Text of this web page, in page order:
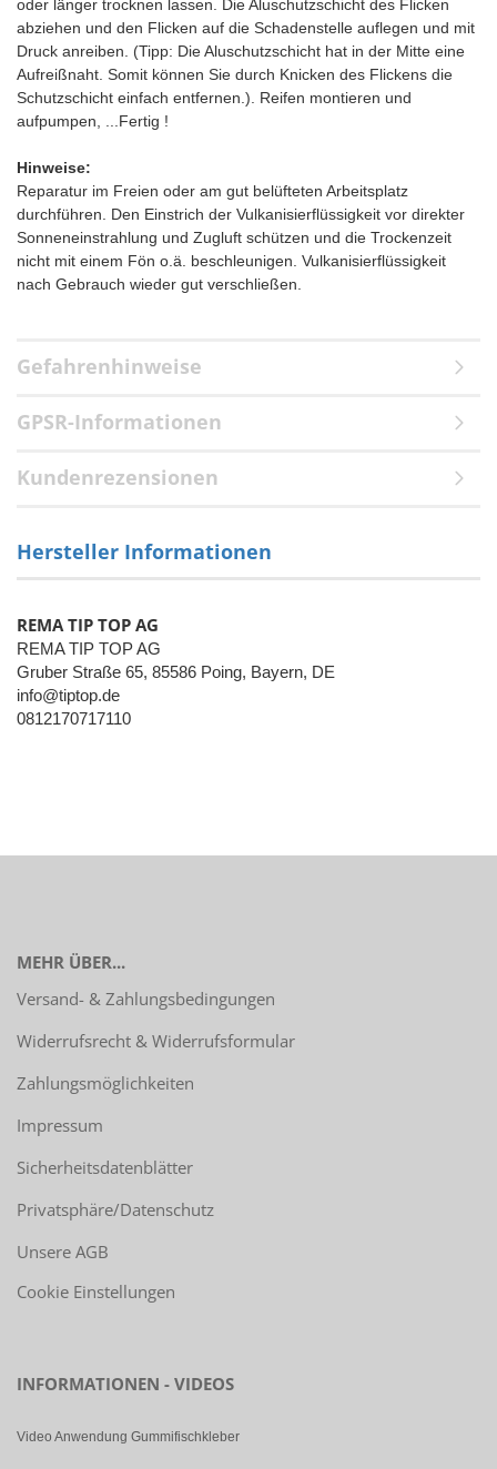
oder länger trocknen lassen. Die Aluschutzschicht des Flicken
abziehen und den Flicken auf die Schadenstelle auflegen und mit
Druck anreiben. (Tipp: Die Aluschutzschicht hat in der Mitte eine
Aufreißnaht. Somit können Sie durch Knicken des Flickens die
Schutzschicht einfach entfernen.). Reifen montieren und
aufpumpen, ...Fertig !
Hinweise:
Reparatur im Freien oder am gut belüfteten Arbeitsplatz
durchführen. Den Einstrich der Vulkanisierflüssigkeit vor direkter
Sonneneinstrahlung und Zugluft schützen und die Trockenzeit
nicht mit einem Fön o.ä. beschleunigen. Vulkanisierflüssigkeit
nach Gebrauch wieder gut verschließen.
Gefahrenhinweise
GPSR-Informationen
Kundenrezensionen
Hersteller Informationen
REMA TIP TOP AG
REMA TIP TOP AG
Gruber Straße 65, 85586 Poing, Bayern, DE
info@tiptop.de
0812170717110
MEHR ÜBER...
Versand- & Zahlungsbedingungen
Widerrufsrecht & Widerrufsformular
Zahlungsmöglichkeiten
Impressum
Sicherheitsdatenblätter
Privatsphäre/Datenschutz
Unsere AGB
Cookie Einstellungen
INFORMATIONEN - VIDEOS
Video Anwendung Gummifischkleber